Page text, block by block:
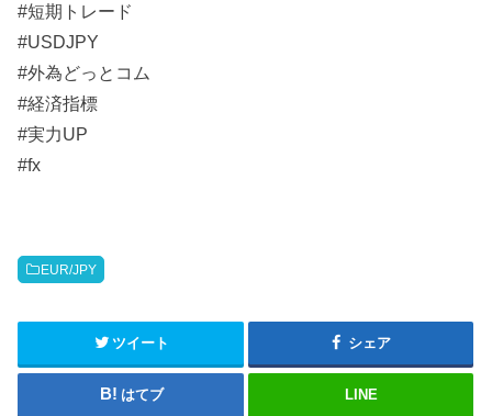
#短期トレード
#USDJPY
#外為どっとコム
#経済指標
#実力UP
#fx
EUR/JPY
ツイート シェア
はてブ LINE